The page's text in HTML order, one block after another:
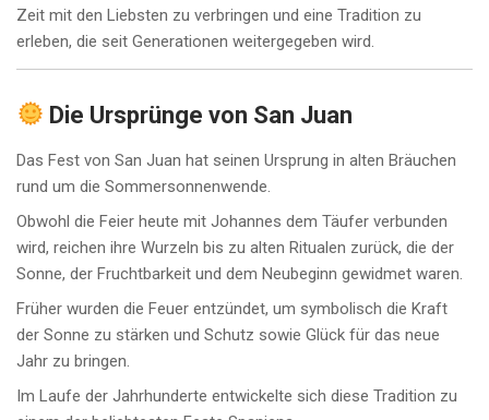
Zeit mit den Liebsten zu verbringen und eine Tradition zu
erleben, die seit Generationen weitergegeben wird.
Die Ursprünge von San Juan
Das Fest von San Juan hat seinen Ursprung in alten Bräuchen
rund um die Sommersonnenwende.
Obwohl die Feier heute mit Johannes dem Täufer verbunden
wird, reichen ihre Wurzeln bis zu alten Ritualen zurück, die der
Sonne, der Fruchtbarkeit und dem Neubeginn gewidmet waren.
Früher wurden die Feuer entzündet, um symbolisch die Kraft
der Sonne zu stärken und Schutz sowie Glück für das neue
Jahr zu bringen.
Im Laufe der Jahrhunderte entwickelte sich diese Tradition zu